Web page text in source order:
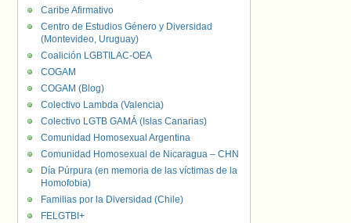
Caribe Afirmativo
Centro de Estudios Género y Diversidad
(Montevideo, Uruguay)
Coalición LGBTILAC-OEA
COGAM
COGAM (Blog)
Colectivo Lambda (Valencia)
Colectivo LGTB GAMÁ (Islas Canarias)
Comunidad Homosexual Argentina
Comunidad Homosexual de Nicaragua – CHN
Día Púrpura (en memoria de las víctimas de la
Homofobia)
Familias por la Diversidad (Chile)
FELGTBI+